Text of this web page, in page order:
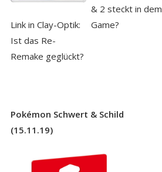
Link in Clay-Optik:
Ist das Re-
Remake geglückt?
& 2 steckt in dem
Game?
Pokémon Schwert & Schild
(15.11.19)